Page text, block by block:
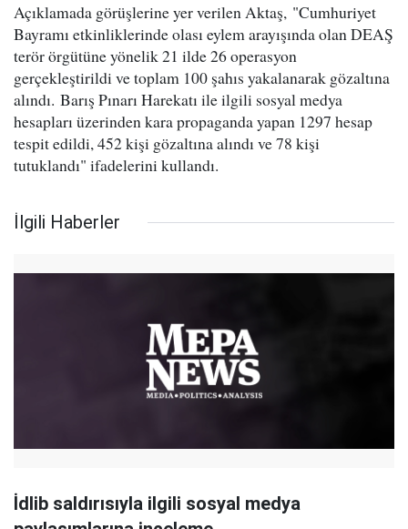
Açıklamada görüşlerine yer verilen Aktaş, "Cumhuriyet
Bayramı etkinliklerinde olası eylem arayışında olan DEAŞ
terör örgütüne yönelik 21 ilde 26 operasyon
gerçekleştirildi ve toplam 100 şahıs yakalanarak gözaltına
alındı. Barış Pınarı Harekatı ile ilgili sosyal medya
hesapları üzerinden kara propaganda yapan 1297 hesap
tespit edildi, 452 kişi gözaltına alındı ve 78 kişi
tutuklandı" ifadelerini kullandı.
İlgili Haberler
İdlib saldırısıyla ilgili sosyal medya